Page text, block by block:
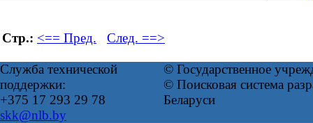
Стр.: <== Пред. След. ==>
Служба технической
поддержки:
+375 17 293 29 78
skk@nlb.by
© Государственное
© Поисковая система
Беларуси